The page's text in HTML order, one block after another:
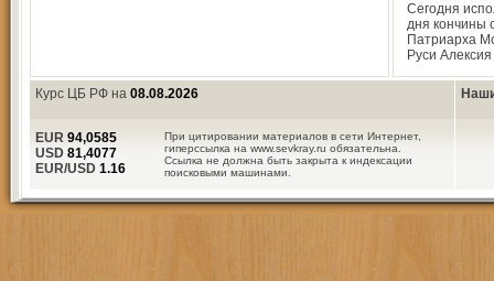
Сегодня
дня кончины
Патриарха
Руси
Курс ЦБ РФ на 08.08.2026
При цитировании материалов в сети Интернет,
гиперссылка на www.sevkray.ru обязательна.
Ссылка не должна быть закрыта к индексации
поисковыми машинами.
EUR 94,0585
USD 81,4077
EUR/USD 1.16